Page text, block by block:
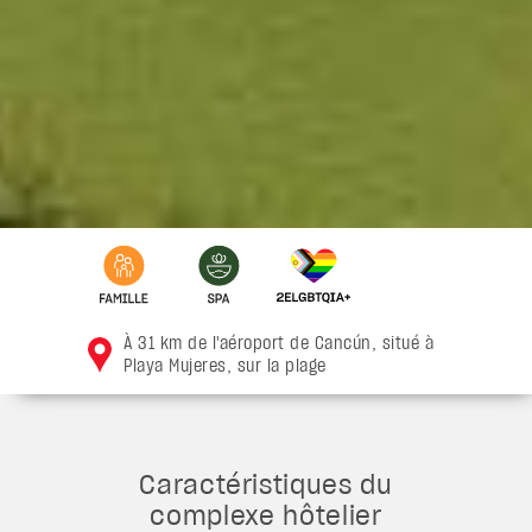
À 31 km de l'aéroport de Cancún, situé à
Playa Mujeres, sur la plage
Caractéristiques du
complexe hôtelier